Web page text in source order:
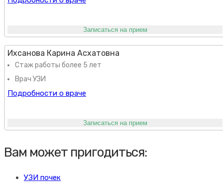
Записаться на прием
Ихсанова Карина Асхатовна
Стаж работы более 5 лет
Врач УЗИ
Подробности о враче
Записаться на прием
Вам может пригодиться:
УЗИ почек